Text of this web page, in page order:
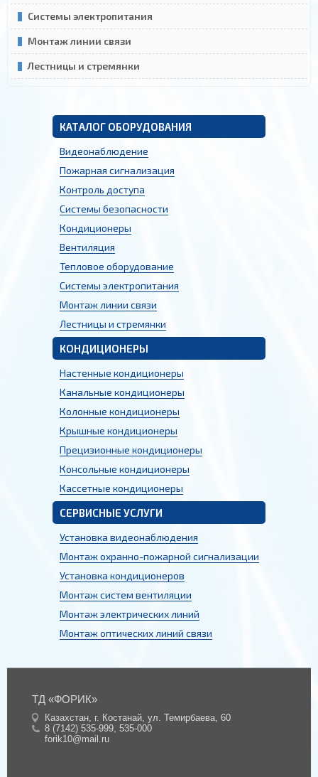
Системы электропитания
Монтаж линии связи
Лестницы и стремянки
КАТАЛОГ ОБОРУДОВАНИЯ
Видеонаблюдение
Пожарная сигнализация
Контроль доступа
Системы безопасности
Кондиционеры
Вентиляция
Тепловое оборудование
Системы электропитания
Монтаж линии связи
Лестницы и стремянки
КОНДИЦИОНЕРЫ
Настенные кондиционеры
Канальные кондиционеры
Колонные кондиционеры
Крышные кондиционеры
Прецизионные кондиционеры
Консольные кондиционеры
Кассетные кондиционеры
СЕРВИСНЫЕ УСЛУГИ
Установка видеонаблюдения
Монтаж охранно-пожарной сигнализации
Установка кондиционеров
Монтаж систем вентиляции
Монтаж электрических линий
Монтаж оптических линий связи
ТД «ФОРИК»
Казахстан, г. Костанай, ул. Темирбаева, 60
8 (7142) 535-999, 535-000
forik10@mail.ru